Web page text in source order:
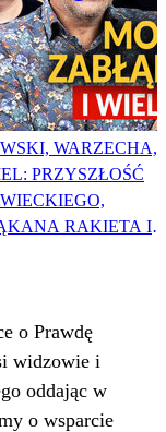
WARZECHA,
PRZYSZŁOŚĆ
RAKIETA I
o Prawdę
widzowie i
oddając w
o wsparcie